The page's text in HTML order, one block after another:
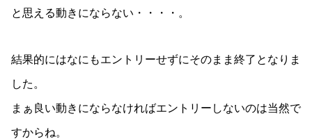
と思える動きにならない・・・・。
結果的にはなにもエントリーせずにそのまま終了となりま
した。
まぁ良い動きにならなければエントリーしないのは当然で
すからね。